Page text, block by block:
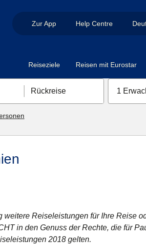
Zur App Help Centre
Reiseziele Reisen mit Eurostar
Rückreise 1
Reiseleistungen für Ihre Reise
in den Genuss der Rechte, die für
2018 gelten.